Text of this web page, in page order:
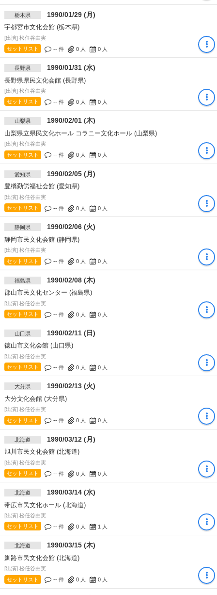
栃木県 1990/01/29 (月)
宇都宮市文化会館 (栃木県)
[出演] 松任谷由実
セットリスト
-- 件 0人 0人
長野県 1990/01/31 (水)
長野県県民文化会館 (長野県)
[出演] 松任谷由実
セットリスト
-- 件 0人 0人
山梨県 1990/02/01 (木)
山梨県立県民文化ホール コラニー文化ホール (山梨県)
[出演] 松任谷由実
セットリスト
-- 件 0人 0人
愛知県 1990/02/05 (月)
豊橋勤労福祉会館 (愛知県)
[出演] 松任谷由実
セットリスト
-- 件 0人 0人
静岡県 1990/02/06 (火)
静岡市民文化会館 (静岡県)
[出演] 松任谷由実
セットリスト
-- 件 0人 0人
福島県 1990/02/08 (木)
郡山市民文化センター (福島県)
[出演] 松任谷由実
セットリスト
-- 件 0人 0人
山口県 1990/02/11 (日)
徳山市文化会館 (山口県)
[出演] 松任谷由実
セットリスト
-- 件 0人 0人
大分県 1990/02/13 (火)
大分文化会館 (大分県)
[出演] 松任谷由実
セットリスト
-- 件 0人 0人
北海道 1990/03/12 (月)
旭川市民文化会館 (北海道)
[出演] 松任谷由実
セットリスト
-- 件 0人 0人
北海道 1990/03/14 (水)
帯広市民文化ホール (北海道)
[出演] 松任谷由実
セットリスト
-- 件 0人 1 人
北海道 1990/03/15 (木)
釧路市民文化会館 (北海道)
[出演] 松任谷由実
セットリスト
-- 件 0人 0人